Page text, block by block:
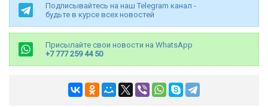
Подписывайтесь на наш Telegram канал -
будьте в курсе всех новостей
Присылайте свои новости на WhatsApp
+7 777 259 44 50